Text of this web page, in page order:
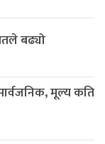
बढ्यो
मूल्य कति